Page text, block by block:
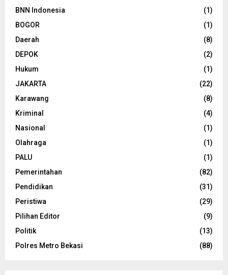
BNN Indonesia
(1)
BOGOR
(1)
Daerah
(8)
DEPOK
(2)
Hukum
(1)
JAKARTA
(22)
Karawang
(8)
Kriminal
(4)
Nasional
(1)
Olahraga
(1)
PALU
(1)
Pemerintahan
(82)
Pendidikan
(31)
Peristiwa
(29)
Pilihan Editor
(9)
Politik
(13)
Polres Metro Bekasi
(88)